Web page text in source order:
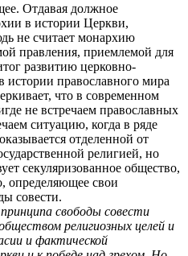
Отдавая должное
в истории Церкви,
не считает монархию
правления, приемлемой для
развитию церковно-
истории православного мира
что в современном
не встречаем православных
ситуацию, когда в ряде
отделенной от
религией, но
секуляризованное общество,
определяющее свои
совести.
свободы совести
религиозных целей и
и фактической